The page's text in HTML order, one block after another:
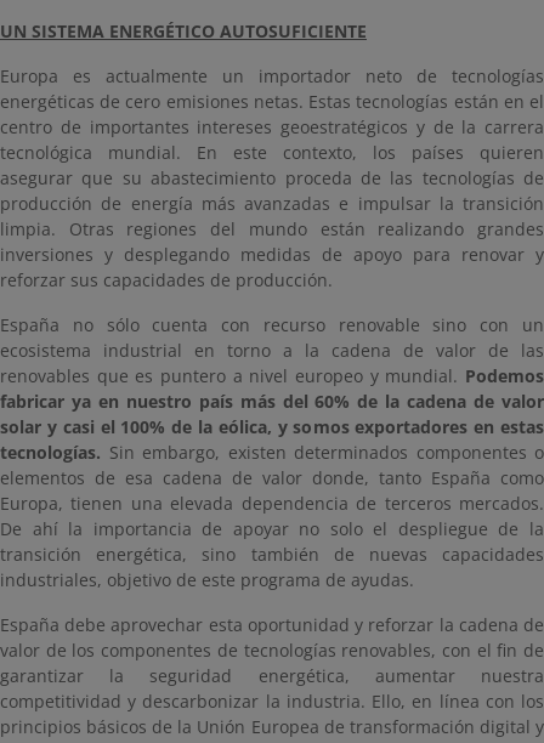
UN SISTEMA ENERGÉTICO AUTOSUFICIENTE
Europa es actualmente un importador neto de tecnologías
energéticas de cero emisiones netas. Estas tecnologías están en el
centro de importantes intereses geoestratégicos y de la carrera
tecnológica mundial. En este contexto, los países quieren
asegurar que su abastecimiento proceda de las tecnologías de
producción de energía más avanzadas e impulsar la transición
limpia. Otras regiones del mundo están realizando grandes
inversiones y desplegando medidas de apoyo para renovar y
reforzar sus capacidades de producción.
España no sólo cuenta con recurso renovable sino con un
ecosistema industrial en torno a la cadena de valor de las
renovables que es puntero a nivel europeo y mundial. Podemos
fabricar ya en nuestro país más del 60% de la cadena de valor
solar y casi el 100% de la eólica, y somos exportadores en estas
tecnologías. Sin embargo, existen determinados componentes o
elementos de esa cadena de valor donde, tanto España como
Europa, tienen una elevada dependencia de terceros mercados.
De ahí la importancia de apoyar no solo el despliegue de la
transición energética, sino también de nuevas capacidades
industriales, objetivo de este programa de ayudas.
España debe aprovechar esta oportunidad y reforzar la cadena de
valor de los componentes de tecnologías renovables, con el fin de
garantizar la seguridad energética, aumentar nuestra
competitividad y descarbonizar la industria. Ello, en línea con los
principios básicos de la Unión Europea de transformación digital y